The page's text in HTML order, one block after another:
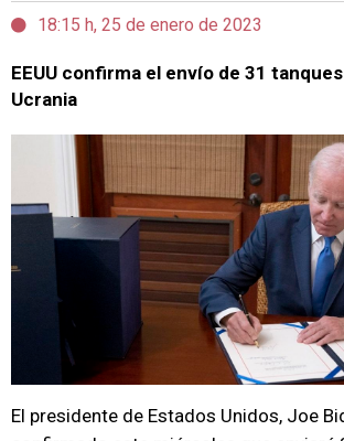
18:15 h, 25 de enero de 2023
EEUU confirma el envío de 31
Ucrania
El presidente de Estados Unidos, Joe